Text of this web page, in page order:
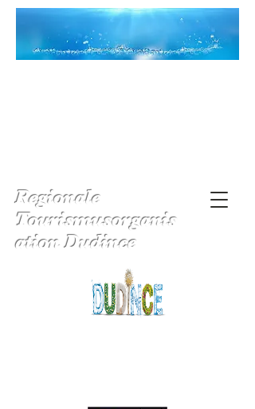
Regionale
Tourismusorganis
ation Dudince